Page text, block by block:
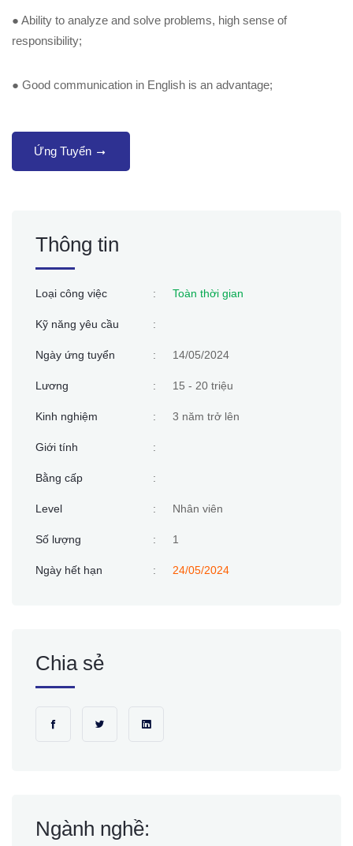
● Ability to analyze and solve problems, high sense of
responsibility;
● Good communication in English is an advantage;
Ứng Tuyển
Thông tin
Loại công việc : Toàn thời gian
Kỹ năng yêu cầu :
Ngày ứng tuyển : 14/05/2024
Lương : 15 - 20 triệu
Kinh nghiệm : 3 năm trở lên
Giới tính :
Bằng cấp :
Level : Nhân viên
Số lượng : 1
Ngày hết hạn : 24/05/2024
Chia sẻ
Ngành nghề: